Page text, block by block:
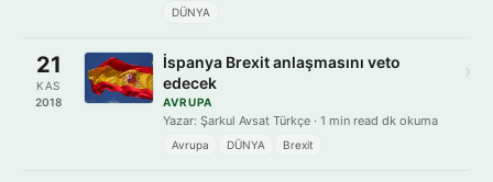
DÜNYA
21
KAS
2018
İspanya Brexit anlaşmasını veto
edecek
AVRUPA
Yazar: Şarkul Avsat Türkçe · 1 min read dk okuma
Avrupa DÜNYA Brexit
›